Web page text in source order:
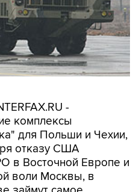
-
комплексы
для Польши и Чехии,
отказу США
в Восточной Европе и
воли Москвы, в